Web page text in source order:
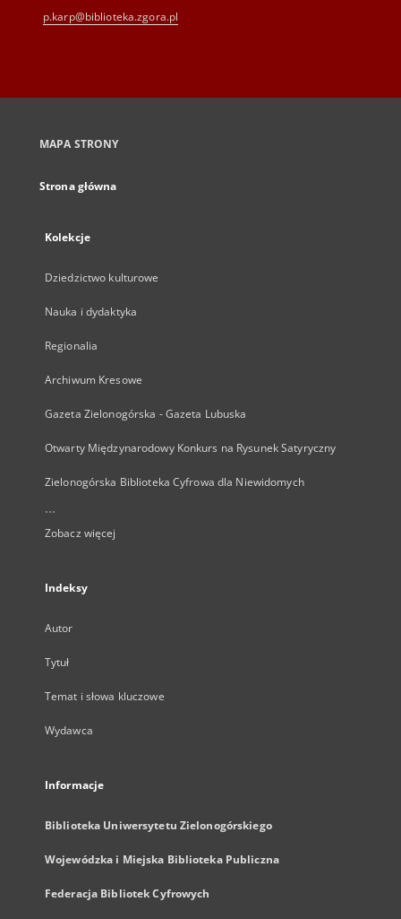
p.karp@biblioteka.zgora.pl
MAPA STRONY
Strona główna
Kolekcje
Dziedzictwo kulturowe
Nauka i dydaktyka
Regionalia
Archiwum Kresowe
Gazeta Zielonogórska - Gazeta Lubuska
Otwarty Międzynarodowy Konkurs na Rysunek Satyryczny
Zielonogórska Biblioteka Cyfrowa dla Niewidomych
...
Zobacz więcej
Indeksy
Autor
Tytuł
Temat i słowa kluczowe
Wydawca
Informacje
Biblioteka Uniwersytetu Zielonogórskiego
Wojewódzka i Miejska Biblioteka Publiczna
Federacja Bibliotek Cyfrowych